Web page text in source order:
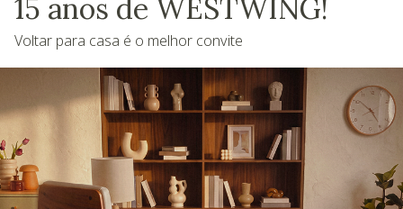
15 anos de WESTWING!
Voltar para casa é o melhor convite